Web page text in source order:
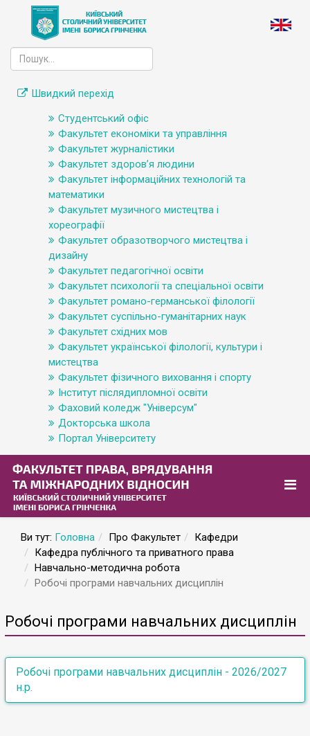
Швидкий перехід
Студентський офіс
Факультет економіки та управління
Факультет журналістики
Факультет здоров’я людини
Факультет інформаційних технологій та
математики
Факультет музичного мистецтва і
хореографії
Факультет образотворчого мистецтва і
дизайну
Факультет педагогічної освіти
Факультет психології та спеціальної освіти
Факультет романо-германської філології
Факультет суспільно-гуманітарних наук
Факультет східних мов
Факультет української філології, культури і
мистецтва
Факультет фізичного виховання і спорту
Інститут післядипломної освіти
Фаховий коледж "Універсум"
Докторська школа
Портал Університету
Ви тут: Головна Про Факультет
Кафедри
Кафедра публічного та приватного права
Навчально-методична робота
Робочі програми навчальних дисциплін
Робочі програми навчальних дисциплін
Робочі програми навчальних дисциплін - 2026/2027
н.р.